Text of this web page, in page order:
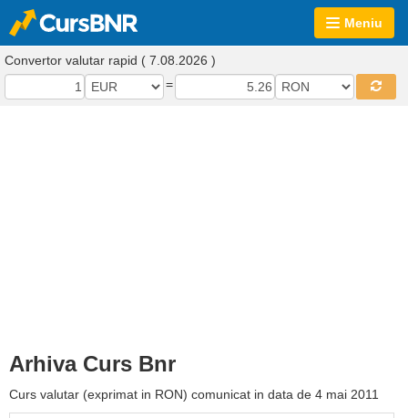
Meniu
Convertor valutar rapid ( 7.08.2026 )
=
Arhiva Curs Bnr
Curs valutar (exprimat in RON) comunicat in data de 4 mai 2011